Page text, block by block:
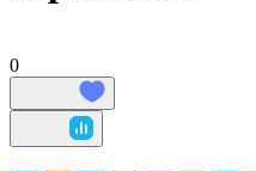
0